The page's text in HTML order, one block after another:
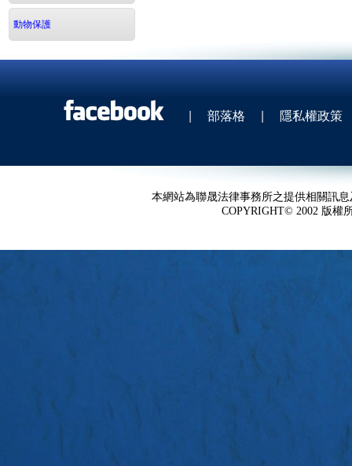
動物保護
| 部落格 | 隱私權政策
本網站為聯晟法律事務所之提供相關訊
COPYRIGHT© 2002 版權